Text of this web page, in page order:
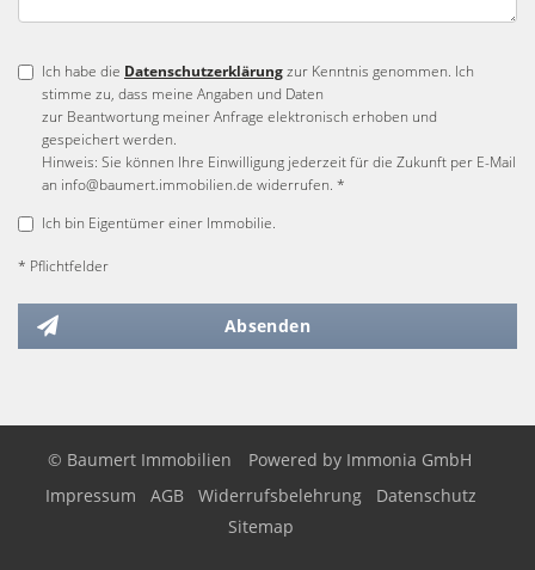
Ich habe die Datenschutzerklärungzur Kenntnis genommen. Ich
stimme zu, dass meine Angaben und Daten
zur Beantwortung meiner Anfrage elektronisch erhoben und
gespeichert werden.
Hinweis: Sie können Ihre Einwilligung jederzeit für die Zukunft per E-Mail
an info@baumert.immobilien.de widerrufen. *
Ich bin Eigentümer einer Immobilie.
* Pflichtfelder
Absenden
© Baumert Immobilien Powered by Immonia GmbH
Impressum
AGB Widerrufsbelehrung
Datenschutz
Sitemap